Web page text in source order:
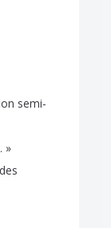
semi-
. »
des